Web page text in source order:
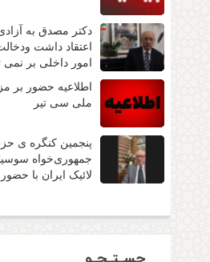
دکتر مصدق به
اعتقاد داشت
امور داخلی بر نمی
اطلاعیه حضور بر
ملی سی تیر
پنجمین کنگره ی
جمهوری‌خواه
لائیک ایران با